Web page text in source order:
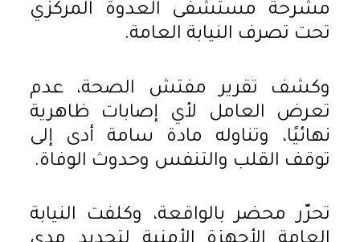
مشرحة مستشفى العدوة المركزي
تحت تصرف النيابة العامة.
وكشف تقرير مفتش الصحة، عدم
تعرض العامل لأي إصابات ظاهرية
نهائيًا، وتناوله مادة سامة أدى إلى
توقف القلب والتنفس وحدوث الوفاة.
تحرّر محضر بالواقعة، وكلفت النيابة